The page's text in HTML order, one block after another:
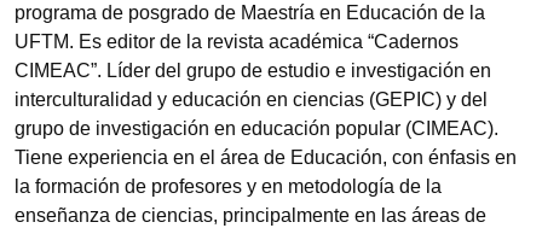
programa de posgrado de Maestría en Educación de la
UFTM. Es editor de la revista académica “Cadernos
CIMEAC”. Líder del grupo de estudio e investigación en
interculturalidad y educación en ciencias (GEPIC) y del
grupo de investigación en educación popular (CIMEAC).
Tiene experiencia en el área de Educación, con énfasis en
la formación de profesores y en metodología de la
enseñanza de ciencias, principalmente en las áreas de